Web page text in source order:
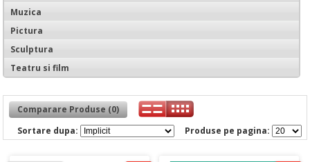
Muzica
Pictura
Sculptura
Teatru si film
Comparare Produse (0)
Produse pe pagina:
Sortare dupa: